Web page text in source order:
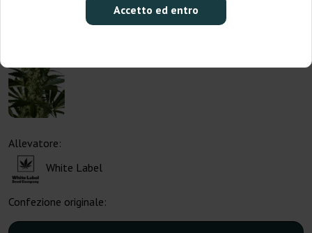
Accetto ed entro
Allevatore:
White Label
Confezione originale: